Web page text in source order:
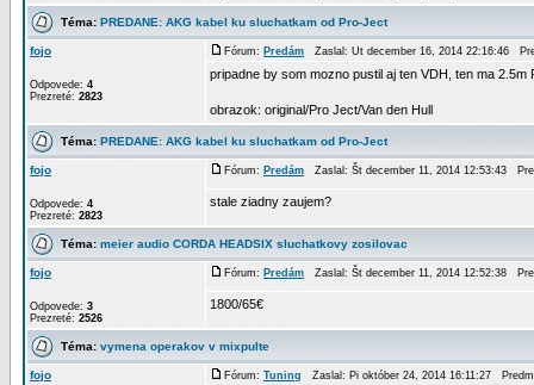
Téma: PREDANE: AKG kabel ku sluchatkam od Pro-Ject
fojo
Odpovede: 4
Prezreté: 2823
Fórum: Predám Zaslal: Ut december 16, 2014 22:16:46
pripadne by som mozno pustil aj ten VDH, ten ma
obrazok: original/Pro Ject/Van den Hull
Téma: PREDANE: AKG kabel ku sluchatkam od Pro-Ject
fojo
Odpovede: 4
Prezreté: 2823
Fórum: Predám Zaslal: Št december 11, 2014 12:53:43
stale ziadny zaujem?
Téma: meier audio CORDA HEADSIX sluchatkovy zosilovac
fojo
Odpovede: 3
Prezreté: 2526
Fórum: Predám Zaslal: Št december 11, 2014 12:52:38
1800/65€
Téma: vymena operakov v mixpulte
fojo Fórum: Tuning Zaslal: Pi október 24, 2014 16:11:27